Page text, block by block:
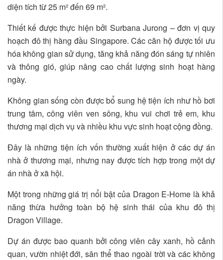
diện tích từ 25 m² đến 69 m².
Thiết kế được thực hiện bởi Surbana Jurong – đơn vị quy
hoạch đô thị hàng đầu Singapore. Các căn hộ được tối ưu
hóa không gian sử dụng, tăng khả năng đón sáng tự nhiên
và thông gió, giúp nâng cao chất lượng sinh hoạt hàng
ngày.
Không gian sống còn được bổ sung hệ tiện ích như hồ bơi
trung tâm, công viên ven sông, khu vui chơi trẻ em, khu
thương mại dịch vụ và nhiều khu vực sinh hoạt cộng đồng.
Đây là những tiện ích vốn thường xuất hiện ở các dự án
nhà ở thương mại, nhưng nay được tích hợp trong một dự
án nhà ở xã hội.
Một trong những giá trị nổi bật của Dragon E-Home là khả
năng thừa hưởng toàn bộ hệ sinh thái của khu đô thị
Dragon Village.
Dự án được bao quanh bởi công viên cây xanh, hồ cảnh
quan, vườn nhiệt đới, sân thể thao ngoài trời và các không